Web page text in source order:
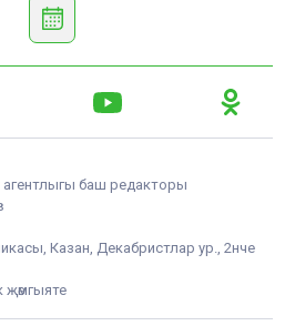
агентлыгы баш редакторы
Казан, Декабристлар ур., 2нче